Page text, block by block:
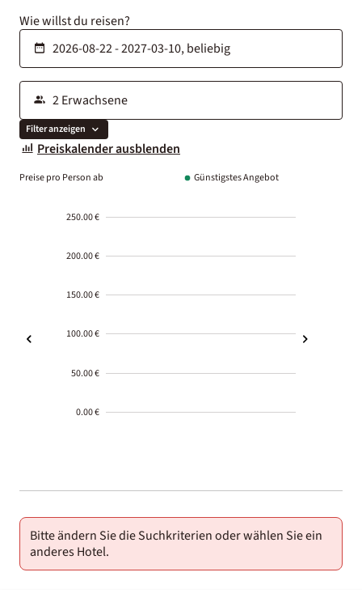
Wie willst du reisen?
Filter anzeigen
Preiskalender ausblenden
Preise pro Person ab Günstigstes Angebot
250.00 €
200.00 €
150.00 €
100.00 €
50.00 €
0.00 €
01-02
Bitte ändern Sie die Suchkriterien oder wählen Sie ein
anderes Hotel.